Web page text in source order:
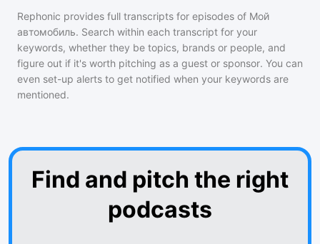
Rephonic provides full transcripts for episodes of Мой
автомобиль. Search within each transcript for your
keywords, whether they be topics, brands or people, and
figure out if it's worth pitching as a guest or sponsor. You can
even set-up alerts to get notified when your keywords are
mentioned.
Find and pitch the right
podcasts